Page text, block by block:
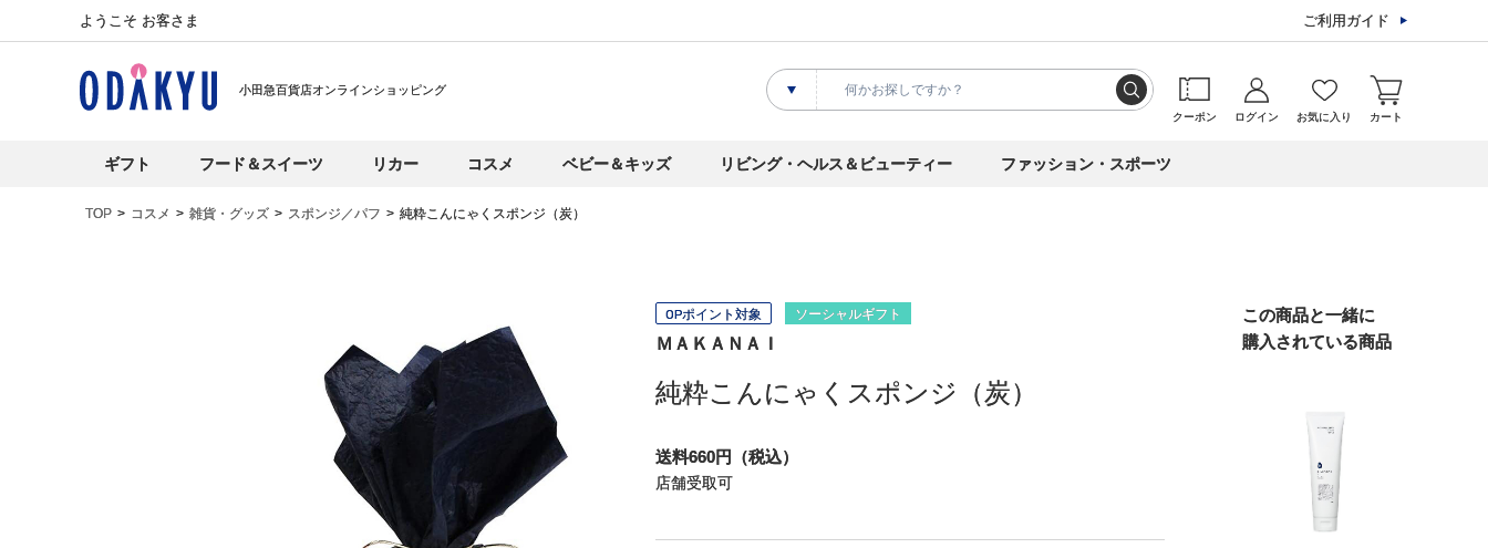
ようこそ お客さま ご利用ガイド
小田急百貨店オンラインショッピング
クーポン ログイン お気に入り カート
ギフト フード＆スイーツ リカー コスメ ベビー＆キッズ リビング・ヘルス＆ビューティー ファッション・スポーツ
TOP コスメ 雑貨・グッズ スポンジ／パフ 純粋こんにゃくスポンジ（炭）
OPポイント対象 ソーシャルギフト
ＭＡＫＡＮＡＩ
純粋こんにゃくスポンジ（炭）
送料660円（税込）
店舗受取可
この商品と一緒に
購入されている商品